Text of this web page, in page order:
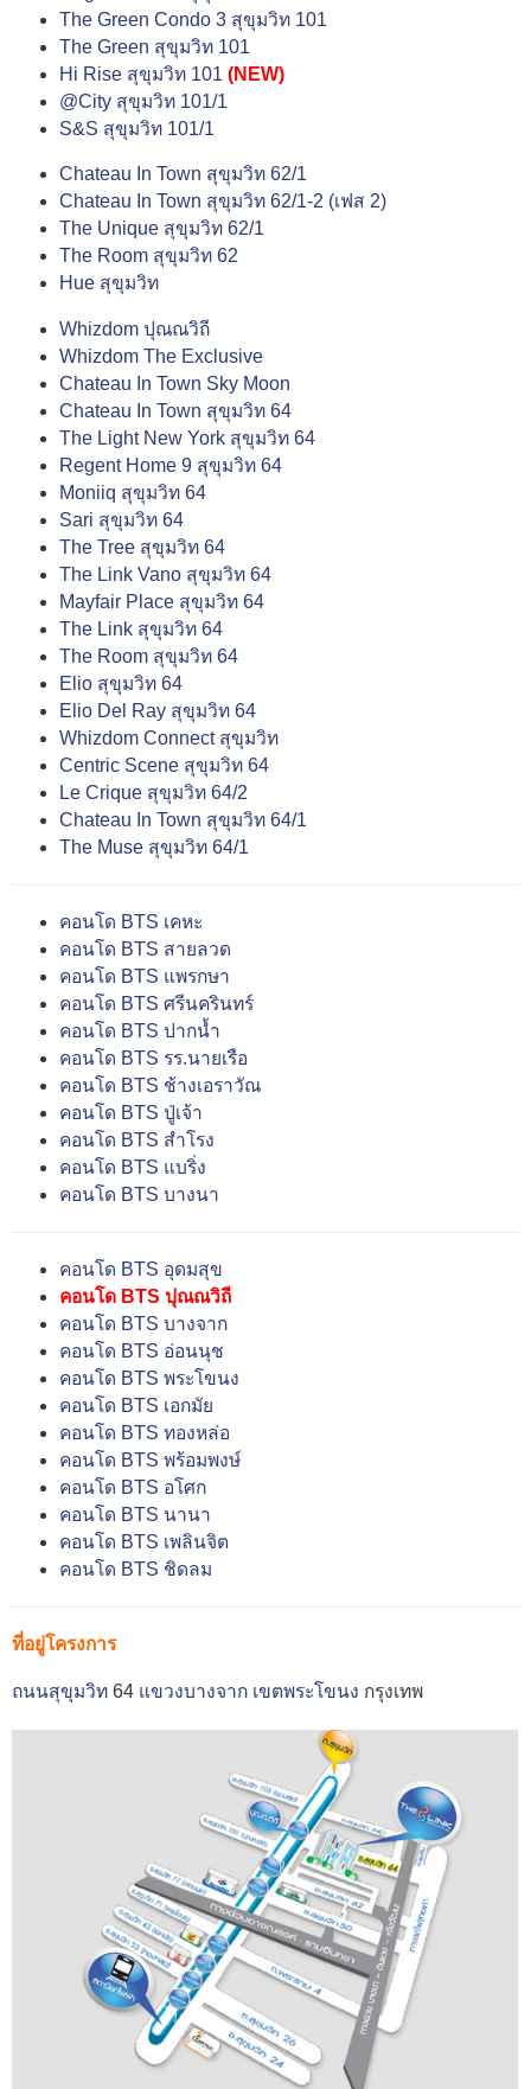
The Green Condo 3 สุขุมวิท 101
The Green สุขุมวิท 101
Hi Rise สุขุมวิท 101 (NEW)
@City สุขุมวิท 101/1
S&S สุขุมวิท 101/1
Chateau In Town สุขุมวิท 62/1
Chateau In Town สุขุมวิท 62/1-2 (เฟส 2)
The Unique สุขุมวิท 62/1
The Room สุขุมวิท 62
Hue สุขุมวิท
Whizdom ปุณณวิถี
Whizdom The Exclusive
Chateau In Town Sky Moon
Chateau In Town สุขุมวิท 64
The Light New York สุขุมวิท 64
Regent Home 9 สุขุมวิท 64
Moniiq สุขุมวิท 64
Sari สุขุมวิท 64
The Tree สุขุมวิท 64
The Link Vano สุขุมวิท 64
Mayfair Place สุขุมวิท 64
The Link สุขุมวิท 64
The Room สุขุมวิท 64
Elio สุขุมวิท 64
Elio Del Ray สุขุมวิท 64
Whizdom Connect สุขุมวิท
Centric Scene สุขุมวิท 64
Le Crique สุขุมวิท 64/2
Chateau In Town สุขุมวิท 64/1
The Muse สุขุมวิท 64/1
คอนโด BTS เคหะ
คอนโด BTS สายลวด
คอนโด BTS แพรกษา
คอนโด BTS ศรีนครินทร์
คอนโด BTS ปากน้ำ
คอนโด BTS รร.นายเรือ
คอนโด BTS ช้างเอราวัณ
คอนโด BTS ปู่เจ้า
คอนโด BTS สำโรง
คอนโด BTS แบริ่ง
คอนโด BTS บางนา
คอนโด BTS อุดมสุข
คอนโด BTS ปุณณวิถี
คอนโด BTS บางจาก
คอนโด BTS อ่อนนุช
คอนโด BTS พระโขนง
คอนโด BTS เอกมัย
คอนโด BTS ทองหล่อ
คอนโด BTS พร้อมพงษ์
คอนโด BTS อโศก
คอนโด BTS นานา
คอนโด BTS เพลินจิต
คอนโด BTS ชิดลม
ที่อยู่โครงการ
ถนนสุขุมวิท 64 แขวงบางจาก เขตพระโขนง กรุงเทพ